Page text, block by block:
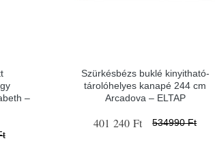
–
Szürkésbézs buklé kinyitható-
tárolóhelyes kanapé 244 cm
Arcadova – ELTAP
401 240 Ft 534990 Ft